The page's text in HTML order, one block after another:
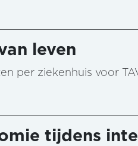
leven
per ziekenhuis voor
tijdens